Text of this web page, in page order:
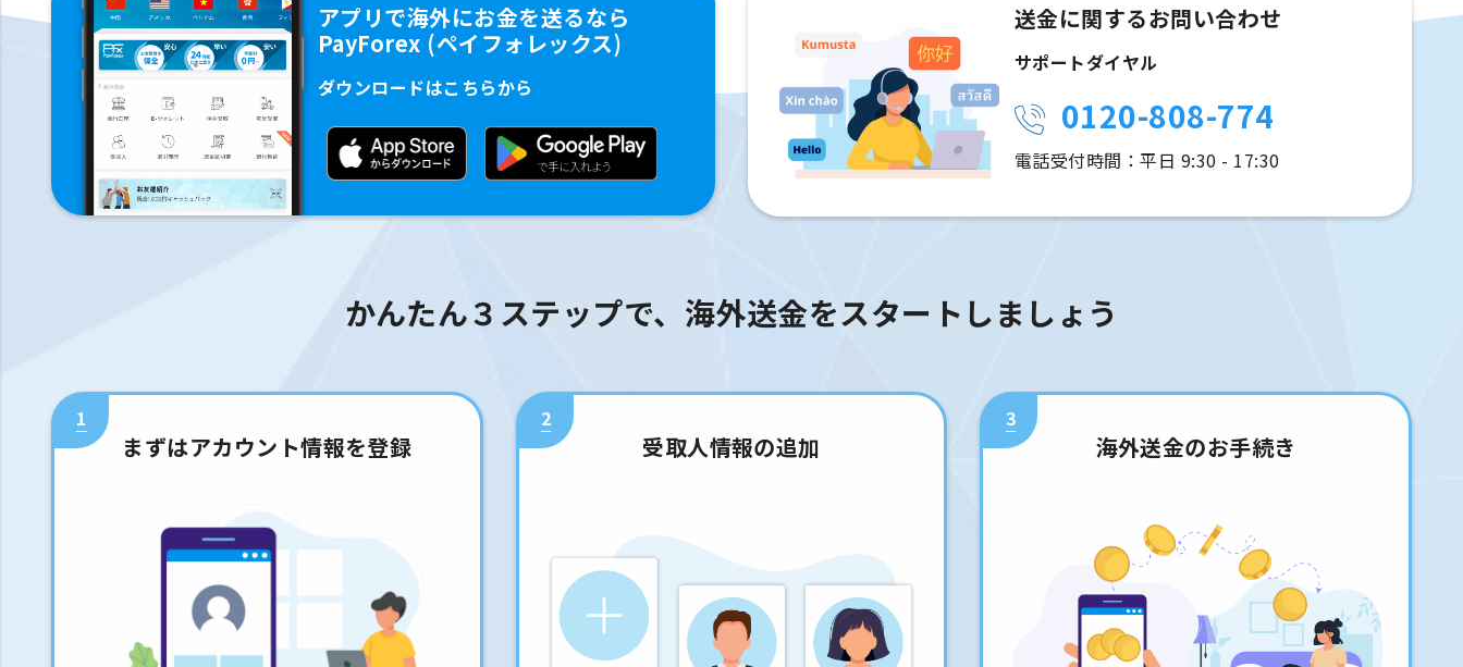
アプリで海外にお金を送るなら
PayForex (ペイフォレックス)
ダウンロードはこちらから
送金に関するお問い合わせ
サポートダイヤル
0120-808-774
電話受付時間：平日 9:30 - 17:30
かんたん３ステップで、海外送金をスタートしましょう
1
まずはアカウント情報を登録
2
受取人情報の追加
3
海外送金のお手続き